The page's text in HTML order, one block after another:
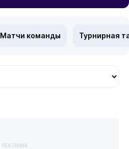
Матчи команды Турнирная
РЕКЛАМА